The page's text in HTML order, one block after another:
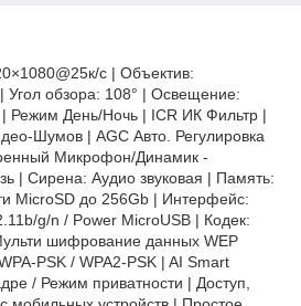
с | Объектив:
обзора: 108° | Освещение:
Режим День/Ночь | ICR ИК Фильтр |
Шумов | AGC Авто. Регулировка
Микрофон/Динамик -
| Сирена: Аудио звуковая | Память:
MicroSD до 256Gb | Интерфейс:
g/n / Power MicroUSB | Кодек:
шифрование данных WEP
PSK / WPA2-PSK | AI Smart
/ Режим приватности | Доступ,